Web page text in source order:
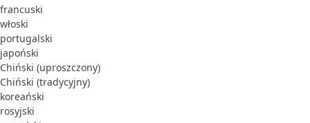
francuski
włoski
portugalski
japoński
Chiński (uproszczony)
Chiński (tradycyjny)
koreański
rosyjski